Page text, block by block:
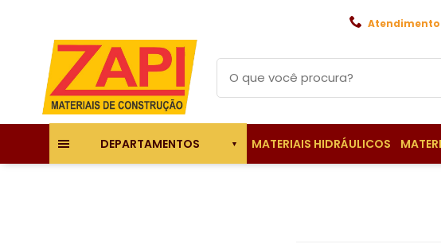
DEPARTAMENTOS MATERIAIS HIDRÁULICOS